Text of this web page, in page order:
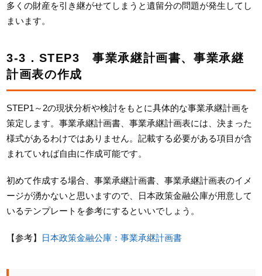
多くの財産を引き継がせてしまうと遺留分の問題が発生してし
まいます。
3-3．STEP3 事業承継計画書、事業承継
計画表の作成
STEP1～2の現状分析や検討をもとに具体的な事業承継計画を
策定します。事業承継計画書、事業承継計画表には、決まった
様式があるわけではありません。記載する必要がある項目が含
まれていれば自由に作成可能です。
初めて作成する場合、事業承継計画書、事業承継計画表のイメ
ージが湧かないと思いますので、日本政策金融公庫が用意して
いるテンプレートを参考にするといいでしょう。
【参考】 日本政策金融公庫：事業承継計画書